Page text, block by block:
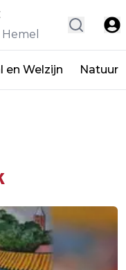
en Welzijn Natuur